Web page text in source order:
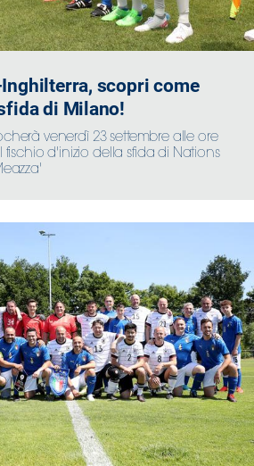
scopri come
di Milano!
venerdì 23 settembre alle ore
fischio d'inizio della sfida di Nations